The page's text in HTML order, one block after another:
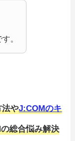
。
法やJ:COMのキ
総合悩み解決